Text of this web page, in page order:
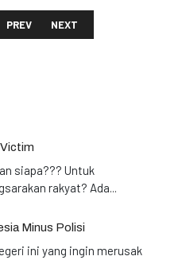
PREVIOUS ARTICLE: EROS DJAROT
PREV NEXT ARTICLE: ERROS
NEXT
siapa??? Untuk
rakyat? Ada...
Minus Polisi
ini yang ingin merusak